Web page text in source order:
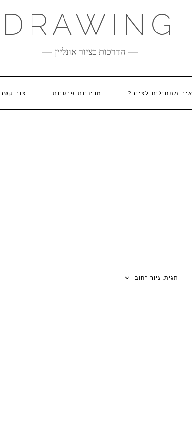
DRAWING
הדרכות בציור אונליין
איך מתחילים לצייר? מדיניות פרטיות צור קשר
תגית: ציור רחוב